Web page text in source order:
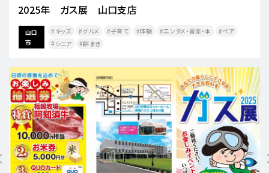
2025年 ガス展 山口支店
山口
市
キッズ グルメ 子育て 体験 エンタメ・音楽・本
ペア
シニア
餅まき​